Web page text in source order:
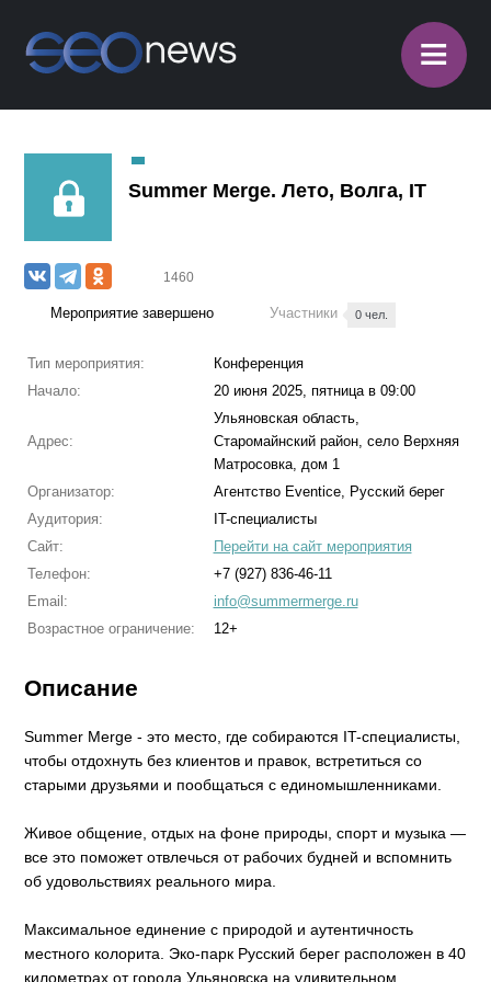
≡
Summer Merge. Лето, Волга, IT
1460
Мероприятие завершено Участники 0 чел.
Тип мероприятия:
Конференция
Начало:
20 июня 2025, пятница в 09:00
Адрес:
Ульяновская область,
Старомайнский район, село Верхняя
Матросовка, дом 1
Организатор:
Агентство Eventice, Русский берег
Аудитория:
IT-специалисты
Сайт:
Перейти на сайт мероприятия
Телефон:
+7 (927) 836-46-11
Email:
info@summermerge.ru
Возрастное ограничение:
12+
Описание
Summer Merge - это место, где собираются IT-специалисты,
чтобы отдохнуть без клиентов и правок, встретиться со
старыми друзьями и пообщаться с единомышленниками.
Живое общение, отдых на фоне природы, спорт и музыка —
все это поможет отвлечься от рабочих будней и вспомнить
об удовольствиях реального мира.
Максимальное единение с природой и аутентичность
местного колорита. Эко-парк Русский берег расположен в 40
километрах от города Ульяновска на удивительном